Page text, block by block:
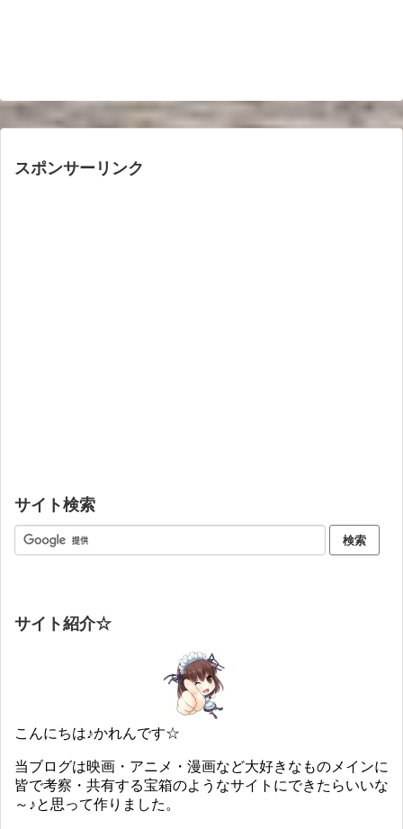
スポンサーリンク
サイト検索
サイト紹介☆
こんにちは♪かれんです☆
当ブログは映画・アニメ・漫画など大好きなものメインに
皆で考察・共有する宝箱のようなサイトにできたらいいな
～♪と思って作りました。